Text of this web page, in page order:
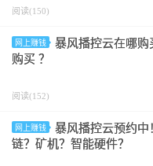
阅读(150)
网上赚钱
暴风播控云在哪购
购买 ？
阅读(152)
网上赚钱
暴风播控云预约中
链？矿机？智能硬件？